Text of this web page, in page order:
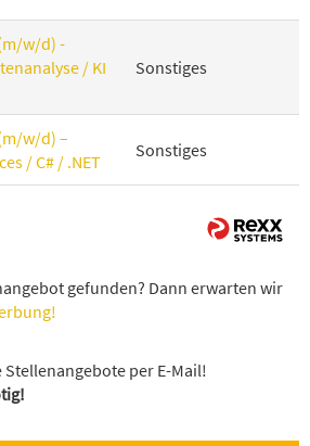
w/d) -
/ KI
Sonstiges
w/d) –
/ C# / .NET
Sonstiges
gefunden? Dann erwarten wir
per E-Mail!